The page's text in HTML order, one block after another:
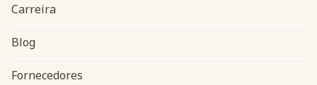
Navegação do rodapé
Carreira
Blog
Fornecedores